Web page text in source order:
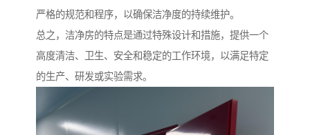
严格的规范和程序，以确保洁净度的持续维护。
总之，洁净房的特点是通过特殊设计和措施，提供一个
高度清洁、卫生、安全和稳定的工作环境，以满足特定
的生产、研发或实验需求。